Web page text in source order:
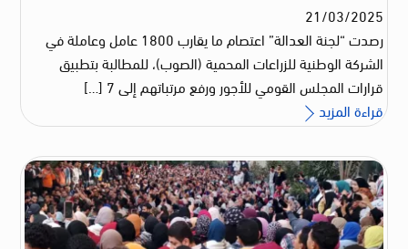
21/03/2025
رصدت “لجنة العدالة” اعتصام ما يقارب 1800 عامل وعاملة في
الشركة الوطنية للزراعات المحمية (الصوب)، للمطالبة بتطبيق
قرارات المجلس القومي للأجور ورفع مرتباتهم إلى 7 […]
قراءة المزيد